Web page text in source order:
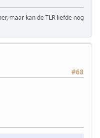
maar kan de TLR liefde nog
#68